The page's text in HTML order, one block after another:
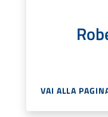
VAI ALLA